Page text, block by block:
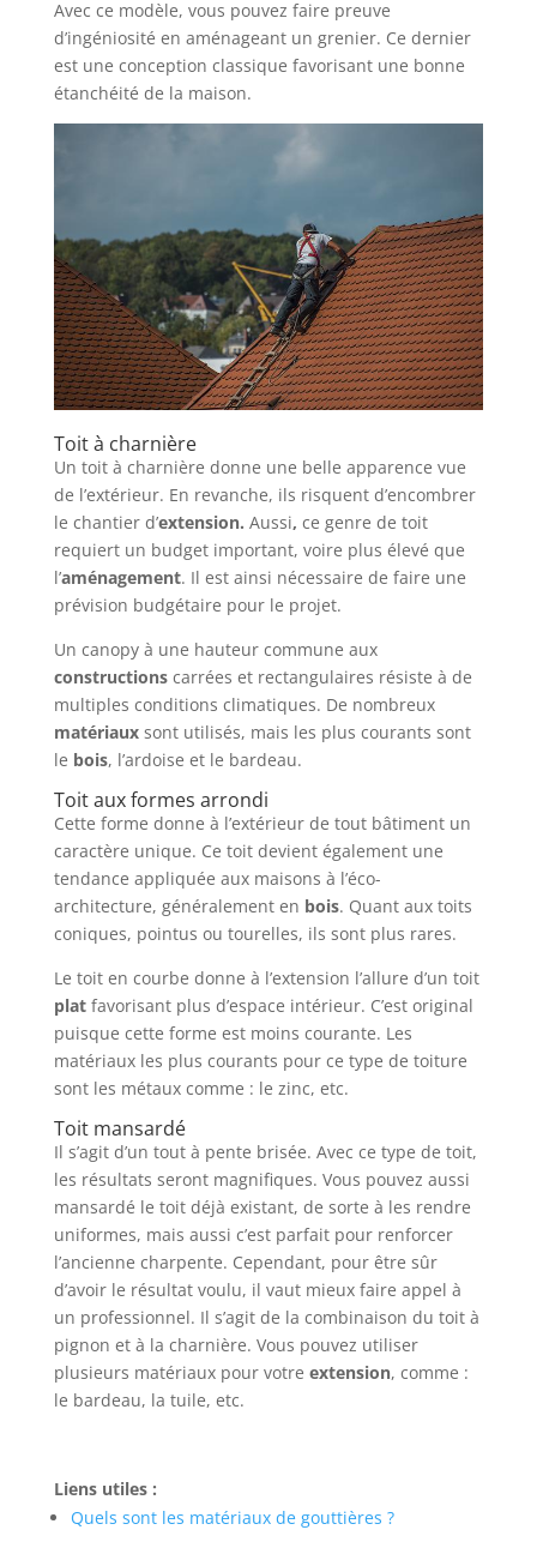
Avec ce modèle, vous pouvez faire preuve
d’ingéniosité en aménageant un grenier. Ce dernier
est une conception classique favorisant une bonne
étanchéité de la maison.
Toit à charnière
Un toit à charnière donne une belle apparence vue
de l’extérieur. En revanche, ils risquent d’encombrer
le chantier d’extension. Aussi, ce genre de toit
requiert un budget important, voire plus élevé que
l’aménagement. Il est ainsi nécessaire de faire une
prévision budgétaire pour le projet.
Un canopy à une hauteur commune aux
constructions carrées et rectangulaires résiste à de
multiples conditions climatiques. De nombreux
matériaux sont utilisés, mais les plus courants sont
le bois, l’ardoise et le bardeau.
Toit aux formes arrondi
Cette forme donne à l’extérieur de tout bâtiment un
caractère unique. Ce toit devient également une
tendance appliquée aux maisons à l’éco-
architecture, généralement en bois. Quant aux toits
coniques, pointus ou tourelles, ils sont plus rares.
Le toit en courbe donne à l’extension l’allure d’un toit
plat favorisant plus d’espace intérieur. C’est original
puisque cette forme est moins courante. Les
matériaux les plus courants pour ce type de toiture
sont les métaux comme : le zinc, etc.
Toit mansardé
Il s’agit d’un tout à pente brisée. Avec ce type de toit,
les résultats seront magnifiques. Vous pouvez aussi
mansardé le toit déjà existant, de sorte à les rendre
uniformes, mais aussi c’est parfait pour renforcer
l’ancienne charpente. Cependant, pour être sûr
d’avoir le résultat voulu, il vaut mieux faire appel à
un professionnel. Il s’agit de la combinaison du toit à
pignon et à la charnière. Vous pouvez utiliser
plusieurs matériaux pour votre extension, comme :
le bardeau, la tuile, etc.
Liens utiles :
Quels sont les matériaux de gouttières ?